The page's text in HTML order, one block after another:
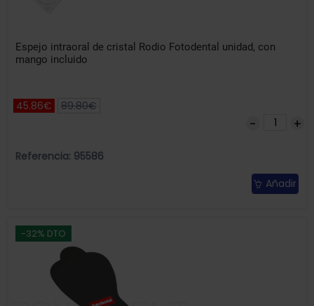
Espejo intraoral de cristal Rodio Fotodental unidad, con
mango incluido
45.86€ 89.80€
Referencia: 95586
Añadir
-32% DTO